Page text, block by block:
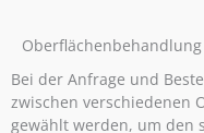
Bei der Anfrage und
zwischen verschiedenen
gewählt werden, um den